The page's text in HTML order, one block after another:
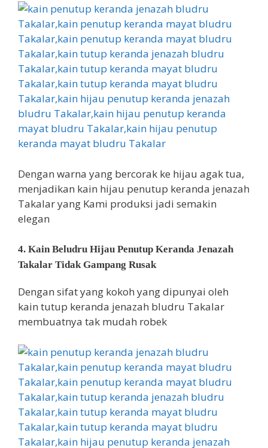
Dengan warna yang bercorak ke hijau agak tua,
menjadikan kain hijau penutup keranda jenazah
Takalar yang Kami produksi jadi semakin
elegan
4. Kain Beludru Hijau Penutup Keranda Jenazah
Takalar Tidak Gampang Rusak
Dengan sifat yang kokoh yang dipunyai oleh
kain tutup keranda jenazah bludru Takalar
membuatnya tak mudah robek